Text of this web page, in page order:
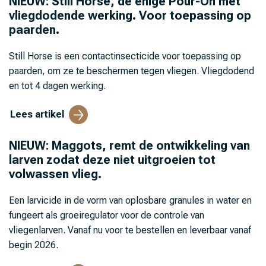
vliegdodende werking. Voor toepassing op
paarden.
Still Horse is een contactinsecticide voor toepassing op
paarden, om ze te beschermen tegen vliegen. Vliegdodend
en tot 4 dagen werking.
Lees artikel
NIEUW: Maggots, remt de ontwikkeling van
larven zodat deze niet uitgroeien tot
volwassen vlieg.
Een larvicide in de vorm van oplosbare granules in water en
fungeert als groeiregulator voor de controle van
vliegenlarven. Vanaf nu voor te bestellen en leverbaar vanaf
begin 2026.